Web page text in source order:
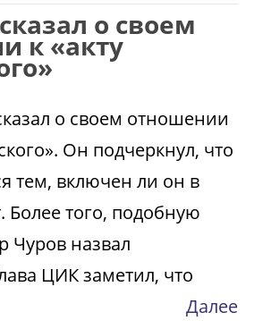
о своем
к «акту
о своем отношении
Он подчеркнул, что
тем, включен ли он в
Более того, подобную
Чуров назвал
ЦИК заметил, что
Далее